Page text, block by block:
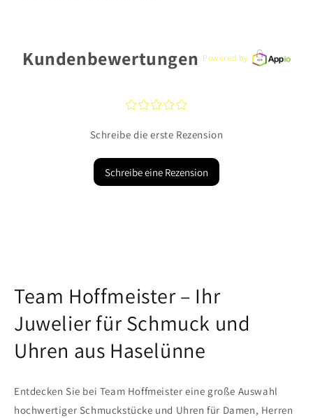
Kundenbewertungen Powered by
¤¤¤¤¤
Schreibe die erste Rezension
Schreibe eine Rezension
Team Hoffmeister – Ihr
Juwelier für Schmuck und
Uhren aus Haselünne
Entdecken Sie bei Team Hoffmeister eine große Auswahl
hochwertiger Schmuckstücke und Uhren für Damen, Herren